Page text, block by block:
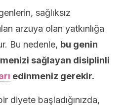
sağlıksız
arzuya olan yatkınlığa
Bu nedenle, bu genin
sağlayan disiplinli
edinmeniz gerekir.
diyete başladığınızda,